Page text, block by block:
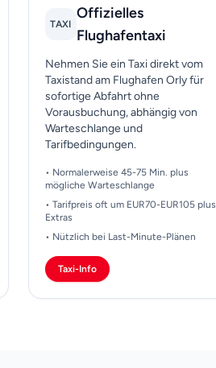
TAXI
Offizielles
Flughafentaxi
Nehmen Sie ein Taxi direkt vom
Taxistand am Flughafen Orly für
sofortige Abfahrt ohne
Vorausbuchung, abhängig von
Warteschlange und
Tarifbedingungen.
• Normalerweise 45-75 Min. plus
mögliche Warteschlange
• Tarifpreis oft um EUR70-EUR105 plus
Extras
• Nützlich bei Last-Minute-Plänen
Taxi-Info